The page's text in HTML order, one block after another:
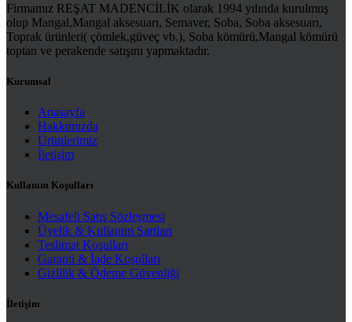
Firmamız REŞAT MADENCİLİK olarak 1994 yılında kurulmuş
olup Mangal,Mangal aksesuarı, Semaver, Soba, Soba aksesuarı,
Toprak ürünleri( çömlek,güveç vb.), Soba kömürü,Mangal kömürü
toptan ve perakende satışını yapmaktadır.
Kurumsal
Anasayfa
Hakkımızda
Ürünlerimiz
İletişim
Kullanım Koşulları
Mesafeli Satış Sözleşmesi
Üyelik & Kullanım Şartları
Teslimat Koşulları
Garanti & İade Koşulları
Gizlilik & Ödeme Güvenliği
İletişim